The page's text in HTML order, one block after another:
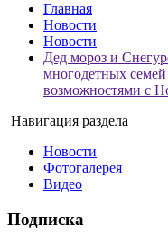
Главная
Новости
Новости
Дед мороз и
многодетных
возможностями с
Навигация раздела
Новости
Фотогалерея
Видео
Подписка